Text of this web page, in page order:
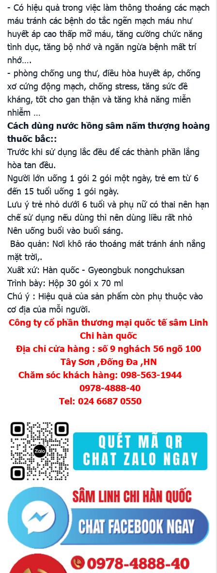
- Có hiệu quả trong việc làm thông thoáng các mạch
máu tránh các bệnh do tắc ngẽn mạch máu như
huyết áp cao thấp mỡ máu, tăng cường chức năng
tình dục, tăng bộ nhớ và ngăn ngừa bệnh mất trí
nhớ….
- phòng chống ung thư, điều hòa huyết áp, chống
xơ cứng động mạch, chống stress, tăng sức đề
kháng, tốt cho gan thận và tăng khả năng miễn
nhiễm …
Cách dùng nước hồng sâm nấm thượng hoàng
thuốc bắc::
Trước khi sử dụng lắc đều để các thành phần lắng
hòa tan đều.
Người lớn uống 1 gói 2 gói một ngày, trẻ em từ 6
đến 15 tuổi uống 1 gói ngày.
Lưu ý trẻ nhỏ dưới 6 tuổi và phụ nữ có thai nên hạn
chế sử dụng nếu dùng thì nên dùng liều rất nhỏ
Nên uống buổi vào buổi sáng.
Bảo quản: Nơi khô ráo thoáng mát tránh ánh nắng
mặt trời,.
Xuất xứ: Hàn quốc - Gyeongbuk nongchuksan
Trình bày: Hộp 30 gói x 70 ml
Chú ý : Hiệu quả của sản phẩm còn phụ thuộc vào
cơ địa của mỗi người.
Công ty cổ phần thương mại quốc tế sâm Linh
Chi hàn quốc
Địa chỉ cửa hàng : số 9 nghách 56 ngõ 100
Tây Sơn ,Đống Đa ,HN
Chăm sóc khách hàng: 098-563-1944
0978-4888-40
Tel: 024 6687 0550